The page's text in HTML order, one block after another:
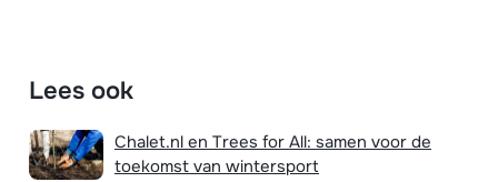
Lees ook
Chalet.nl en Trees for All: samen voor de
toekomst van wintersport